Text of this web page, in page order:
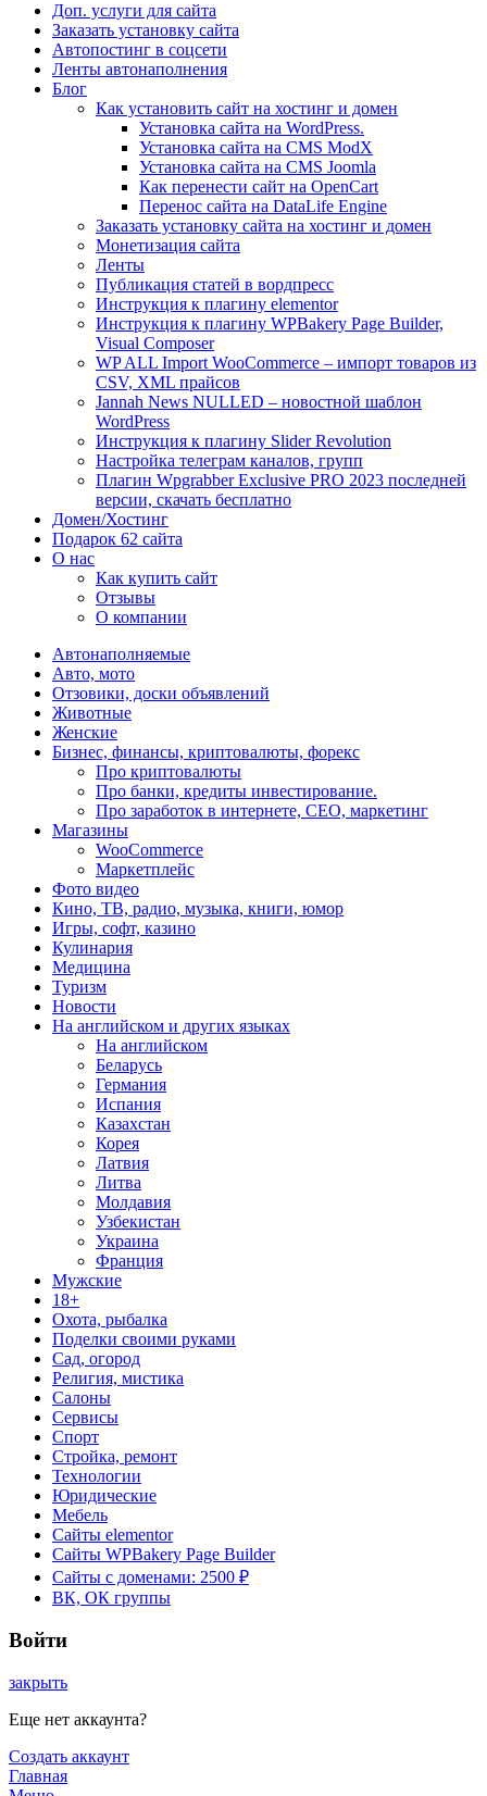
Доп. услуги для сайта
Заказать установку сайта
Автопостинг в соцсети
Ленты автонаполнения
Блог
Как установить сайт на хостинг и домен
Установка сайта на WordPress.
Установка сайта на CMS ModX
Установка сайта на CMS Joomla
Как перенести сайт на OpenCart
Перенос сайта на DataLife Engine
Заказать установку сайта на хостинг и домен
Монетизация сайта
Ленты
Публикация статей в вордпресс
Инструкция к плагину elementor
Инструкция к плагину WPBakery Page Builder,
Visual Composer
WP ALL Import WooCommerce – импорт товаров из
CSV, XML прайсов
Jannah News NULLED – новостной шаблон
WordPress
Инструкция к плагину Slider Revolution
Настройка телеграм каналов, групп
Плагин Wpgrabber Exclusive PRO 2023 последней
версии, скачать бесплатно
Домен/Хостинг
Подарок 62 сайта
О нас
Как купить сайт
Отзывы
О компании
Автонаполняемые
Авто, мото
Отзовики, доски объявлений
Животные
Женские
Бизнес, финансы, криптовалюты, форекс
Про криптовалюты
Про банки, кредиты инвестирование.
Про заработок в интернете, СЕО, маркетинг
Магазины
WooCommerce
Маркетплейс
Фото видео
Кино, ТВ, радио, музыка, книги, юмор
Игры, софт, казино
Кулинария
Медицина
Туризм
Новости
На английском и других языках
На английском
Беларусь
Германия
Испания
Казахстан
Корея
Латвия
Литва
Молдавия
Узбекистан
Украина
Франция
Мужские
18+
Охота, рыбалка
Поделки своими руками
Сад, огород
Религия, мистика
Салоны
Сервисы
Спорт
Стройка, ремонт
Технологии
Юридические
Мебель
Сайты elementor
Сайты WPBakery Page Builder
Сайты с доменами: 2500 ₽
ВК, ОК группы
Войти
закрыть
Еще нет аккаунта?
Создать аккаунт
Главная